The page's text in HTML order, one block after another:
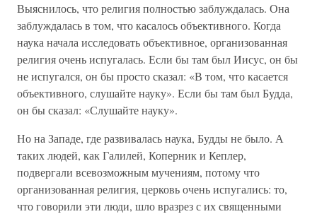
Выяснилось, что религия полностью заблуждалась. Она
заблуждалась в том, что касалось объективного. Когда
наука начала исследовать объективное, организованная
религия очень испугалась. Если бы там был Иисус, он бы
не испугался, он бы просто сказал: «В том, что касается
объективного, слушайте науку». Если бы там был Будда,
он бы сказал: «Слушайте науку».
Но на Западе, где развивалась наука, Будды не было. А
таких людей, как Галилей, Коперник и Кеплер,
подвергали всевозможным мучениям, потому что
организованная религия, церковь очень испугались: то,
что говорили эти люди, шло вразрез с их священными